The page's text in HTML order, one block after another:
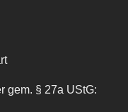
gem. § 27a UStG: